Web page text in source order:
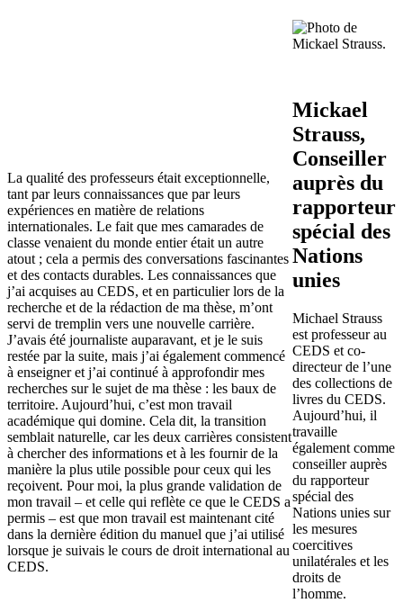
La qualité des professeurs était exceptionnelle,
tant par leurs connaissances que par leurs
expériences en matière de relations
internationales. Le fait que mes camarades de
classe venaient du monde entier était un autre
atout ; cela a permis des conversations fascinantes
et des contacts durables. Les connaissances que
j’ai acquises au CEDS, et en particulier lors de la
recherche et de la rédaction de ma thèse, m’ont
servi de tremplin vers une nouvelle carrière.
J’avais été journaliste auparavant, et je le suis
restée par la suite, mais j’ai également commencé
à enseigner et j’ai continué à approfondir mes
recherches sur le sujet de ma thèse : les baux de
territoire. Aujourd’hui, c’est mon travail
académique qui domine. Cela dit, la transition
semblait naturelle, car les deux carrières consistent
à chercher des informations et à les fournir de la
manière la plus utile possible pour ceux qui les
reçoivent. Pour moi, la plus grande validation de
mon travail – et celle qui reflète ce que le CEDS a
permis – est que mon travail est maintenant cité
dans la dernière édition du manuel que j’ai utilisé
lorsque je suivais le cours de droit international au
CEDS.
Mickael
Strauss,
Conseiller
auprès du
rapporteur
spécial des
Nations
unies
Michael Strauss
est professeur au
CEDS et co-
directeur de l’une
des collections de
livres du CEDS.
Aujourd’hui, il
travaille
également comme
conseiller auprès
du rapporteur
spécial des
Nations unies sur
les mesures
coercitives
unilatérales et les
droits de
l’homme.